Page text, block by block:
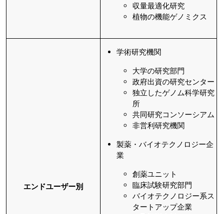
収量最適化研究
植物の機能ゲノミクス
エンドユーザー別
学術研究機関
大学の研究部門
政府出資の研究センター
独立したゲノム科学研究
所
共同研究コンソーシアム
非営利研究機関
製薬・バイオテクノロジー企
業
創薬ユニット
臨床試験研究部門
バイオテクノロジー系ス
タートアップ企業